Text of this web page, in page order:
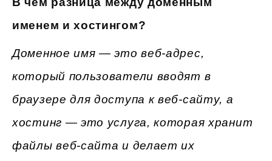
именем и хостингом?
Доменное имя — это веб-адрес,
который пользователи вводят в
браузере для доступа к веб-сайту, а
хостинг — это услуга, которая хранит
файлы веб-сайта и делает их